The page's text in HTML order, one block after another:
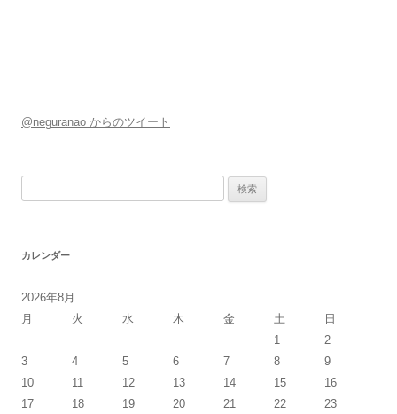
@neguranao からのツイート
カレンダー
2026年8月
月
火 水 木 金 土
日
1
2
3
4 5 6 7 8
9
10
11 12 13 14 15
16
17
18 19 20 21 22
23